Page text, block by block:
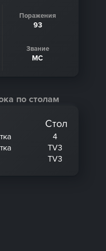
Поражения
93
Звание
МС
по столам
Стол
4
TV3
TV3